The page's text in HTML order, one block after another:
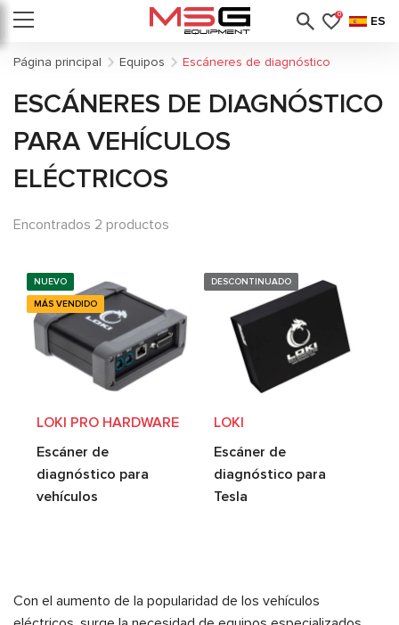
0 ES
Página principal Equipos Escáneres de diagnóstico
ESCÁNERES DE DIAGNÓSTICO
PARA VEHÍCULOS
ELÉCTRICOS
Encontrados 2 productos
NUEVO
MÁS VENDIDO
LOKI PRO HARDWARE
Escáner de
diagnóstico para
vehículos
DESCONTINUADO
LOKI
Escáner de
diagnóstico para
Tesla
Con el aumento de la popularidad de los vehículos